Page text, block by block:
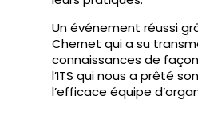
Un événement réussi
Chernet qui a su
connaissances de
l’ITS qui nous a prêté
l’efficace équipe